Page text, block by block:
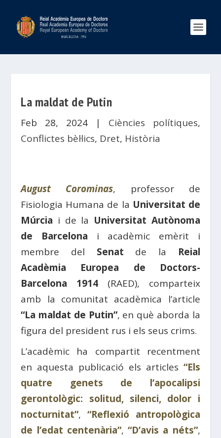
La maldat de Putin
Feb 28, 2024| Ciències polítiques,
Conflictes bèl·lics, Dret, Història
August Corominas, professor de
Fisiologia Humana de la Universitat de
Múrcia i de la Universitat Autònoma
de Barcelona i acadèmic emèrit i
membre del Senat de la Reial
Acadèmia Europea de Doctors-
Barcelona 1914 (RAED), comparteix
amb la comunitat acadèmica l’article
“La maldat de Putin”, en què aborda la
figura del president rus i els seus crims.
L’acadèmic ha compartit recentment
en aquesta publicació els articles “Els
quatre genets de l’apocalipsi
gerontològic: solitud, silenci, dolor i
nocturnitat”, “Reflexió antropològica
de l’edat centenària”,“D’avis a néts”,